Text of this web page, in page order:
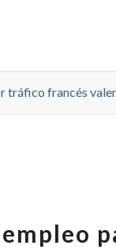
tráfico francés